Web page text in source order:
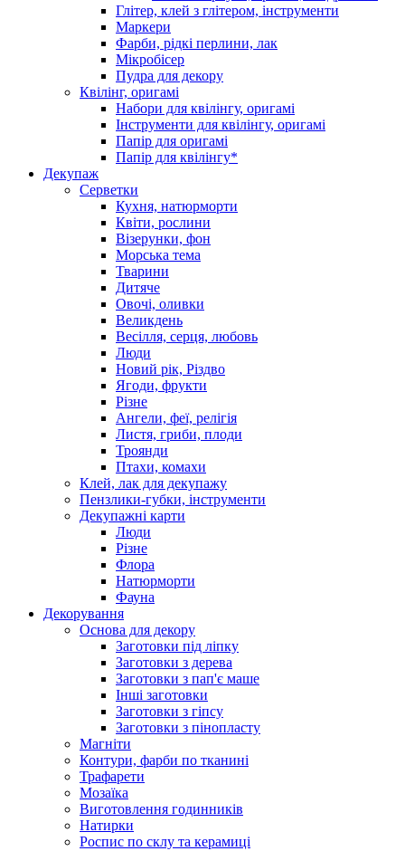
Глітер, клей з глітером, інструменти
Маркери
Фарби, рідкі перлини, лак
Мікробісер
Пудра для декору
Квілінг, оригамі
Набори для квілінгу, оригамі
Інструменти для квілінгу, оригамі
Папір для оригамі
Папір для квілінгу*
Декупаж
Серветки
Кухня, натюрморти
Квіти, рослини
Візерунки, фон
Морська тема
Тварини
Дитяче
Овочі, оливки
Великдень
Весілля, серця, любовь
Люди
Новий рік, Різдво
Ягоди, фрукти
Різне
Ангели, феї, релігія
Листя, гриби, плоди
Троянди
Птахи, комахи
Клей, лак для декупажу
Пензлики-губки, інструменти
Декупажні карти
Люди
Різне
Флора
Натюрморти
Фауна
Декорування
Основа для декору
Заготовки під ліпку
Заготовки з дерева
Заготовки з пап'є маше
Інші заготовки
Заготовки з гіпсу
Заготовки з пінопласту
Магніти
Контури, фарби по тканині
Трафарети
Мозаїка
Виготовлення годинників
Натирки
Роспис по склу та керамиці